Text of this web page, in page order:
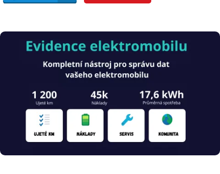
Obrázek